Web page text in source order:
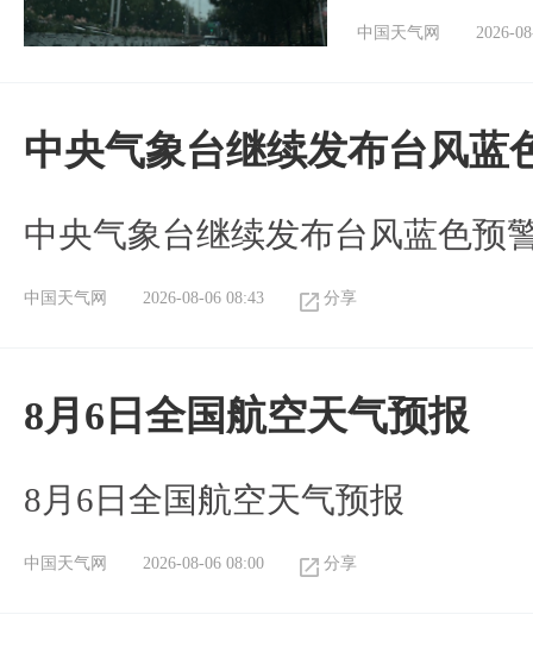
中国天气网 2026-
中央气象台继续发布台风蓝
中央气象台继续发布台风蓝色预
中国天气网 2026-08-06 08:43 分享
8月6日全国航空天气预报
8月6日全国航空天气预报
中国天气网 2026-08-06 08:00 分享